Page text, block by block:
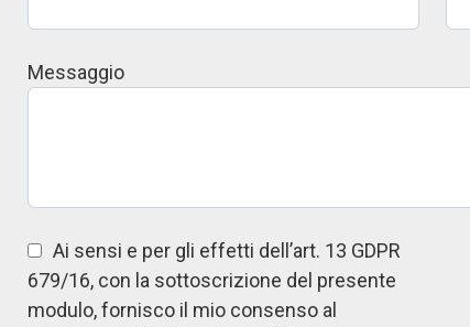
Messaggio
Ai sensi e per gli effetti dell’art. 13 GDPR
679/16, con la sottoscrizione del presente
modulo, fornisco il mio consenso al